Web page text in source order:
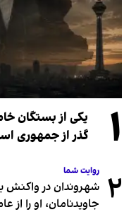
۱
یکی از بستگان
گذر از جمهوری
۲ روایت شما
شهروندان در واکنش
جاویدنامان، او را از